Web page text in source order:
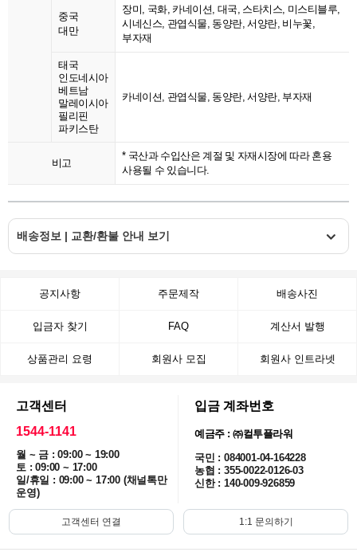
중국
대만
장미, 국화, 카네이션, 대국, 스타치스, 미스티블루,
시네신스, 관엽식물, 동양란, 서양란, 비누꽃,
부자재
태국
인도네시아
베트남
말레이시아
필리핀
파키스탄
카네이션, 관엽식물, 동양란, 서양란, 부자재
비고
* 국산과 수입산은 계절 및 자재시장에 따라 혼용
사용될 수 있습니다.
배송정보 | 교환/환불 안내 보기
공지사항 주문제작 배송사진
입금자 찾기 FAQ 계산서 발행
상품관리 요령 회원사 모집 회원사 인트라넷
고객센터
1544-1141
월 ~ 금 : 09:00 ~ 19:00
토 : 09:00 ~ 17:00
일/휴일 : 09:00 ~ 17:00 (채널톡만
운영)
입금 계좌번호
예금주 : ㈜컬투플라워
국민 : 084001-04-164228
농협 : 355-0022-0126-03
신한 : 140-009-926859
고객센터 연결 1:1 문의하기